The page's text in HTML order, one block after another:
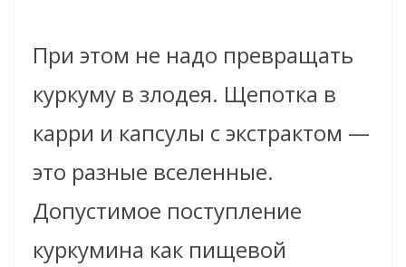
При этом не надо превращать
куркуму в злодея. Щепотка в
карри и капсулы с экстрактом —
это разные вселенные.
Допустимое поступление
куркумина как пищевой